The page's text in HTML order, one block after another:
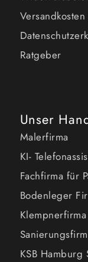
Ratgeber
Unser
Malerfirma
KI-
Fachfirma für
Bodenleger
Klempnerfirma
KSB Hamburg